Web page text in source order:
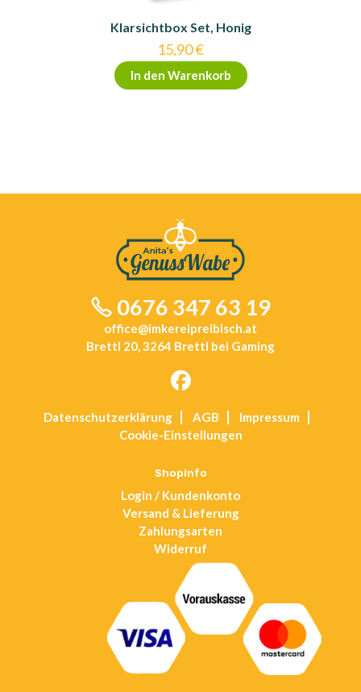
Klarsichtbox Set, Honig
15,90€
In den Warenkorb
0676 347 63 19
office@imkereipreibisch.at
Brettl 20, 3264 Brettl bei Gaming
a
tab
Datenschutz­erklärung AGB
Impressum
Cookie-Einstellungen
Shopinfo
Login / Kundenkonto
Versand & Lieferung
Zahlungsarten
Widerruf